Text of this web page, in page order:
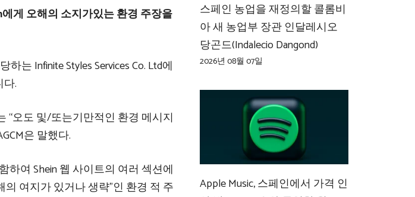
게 오해의 소지가있는 환경 주장을
는 Infinite Styles Services Co. Ltd에
.
“오도 및/또는기만적인 환경 메시지
은 말했다.
함하여 Shein 웹 사이트의 여러 섹션에
여지가 있거나 생략”인 환경 적 주
스페인 농업을 재정의할 콜롬비
아 새 농업부 장관 인달레시오
당곤드(Indalecio Dangond)
2026년 08월 07일
Apple Music, 스페인에서 가격 인